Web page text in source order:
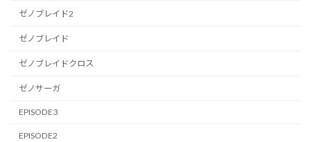
ゼノブレイド2
ゼノブレイド
ゼノブレイドクロス
ゼノサーガ
EPISODE3
EPISODE2